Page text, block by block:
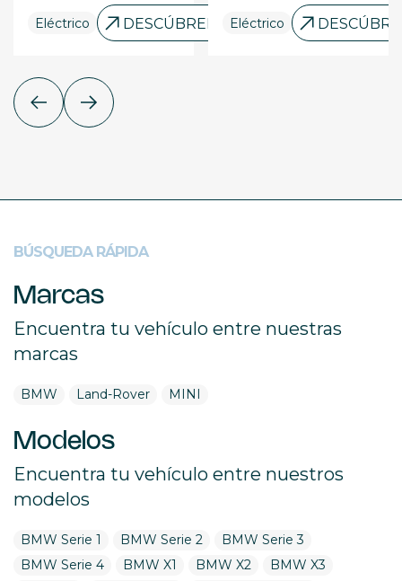
Eléctrico DESCÚBRELO Eléctrico
BÚSQUEDA RÁPIDA
Marcas
Encuentra tu vehículo entre nuestras
marcas
BMW Land-Rover MINI
Modelos
Encuentra tu vehículo entre nuestros
modelos
BMW Serie 1 BMW Serie 2
BMW Serie 3
BMW Serie 4
BMW X1 BMW X2
BMW X3